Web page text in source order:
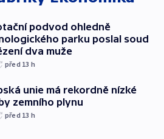
podvod ohledně
parku poslal soud
dva muže
před 13 h
unie má rekordně nízké
zemního plynu
před 13 h